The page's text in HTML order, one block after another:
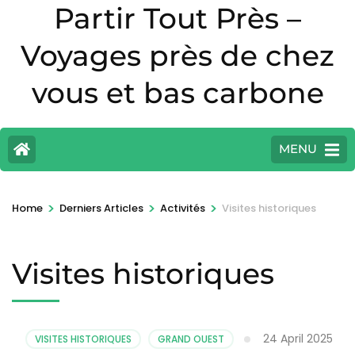
Partir Tout Près –
Voyages près de chez
vous et bas carbone
MENU
Home > Derniers Articles > Activités > Visites historiques
Visites historiques
VISITES HISTORIQUES GRAND OUEST 24 April 2025